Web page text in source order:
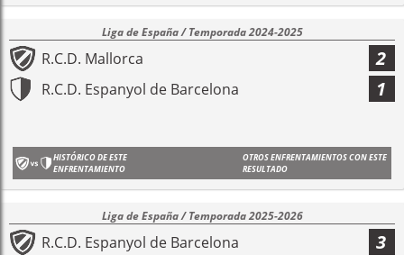
Liga de España / Temporada 2024-2025
R.C.D. Mallorca 2
R.C.D. Espanyol de Barcelona 1
HISTÓRICO DE ESTE
ENFRENTAMIENTO
OTROS ENFRENTAMIENTOS CON ESTE
RESULTADO
Liga de España / Temporada 2025-2026
R.C.D. Espanyol de Barcelona 3